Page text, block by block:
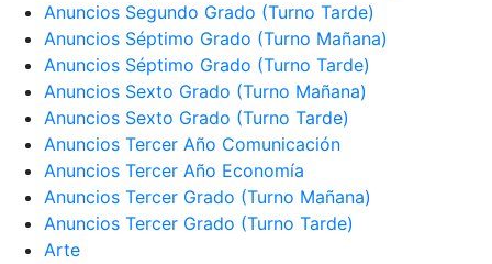
Anuncios Segundo Grado (Turno Tarde)
Anuncios Séptimo Grado (Turno Mañana)
Anuncios Séptimo Grado (Turno Tarde)
Anuncios Sexto Grado (Turno Mañana)
Anuncios Sexto Grado (Turno Tarde)
Anuncios Tercer Año Comunicación
Anuncios Tercer Año Economía
Anuncios Tercer Grado (Turno Mañana)
Anuncios Tercer Grado (Turno Tarde)
Arte